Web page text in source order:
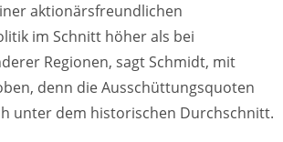
aktionärsfreundlichen
im Schnitt höher als bei
Regionen, sagt Schmidt, mit
denn die Ausschüttungsquoten
unter dem historischen Durchschnitt.